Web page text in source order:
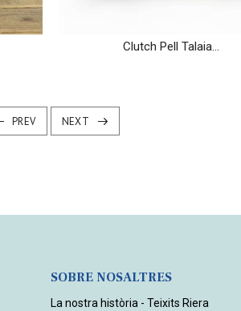
Clutch Pell Talaia...
PREV NEXT
SOBRE NOSALTRES
La nostra història - Teixits Riera